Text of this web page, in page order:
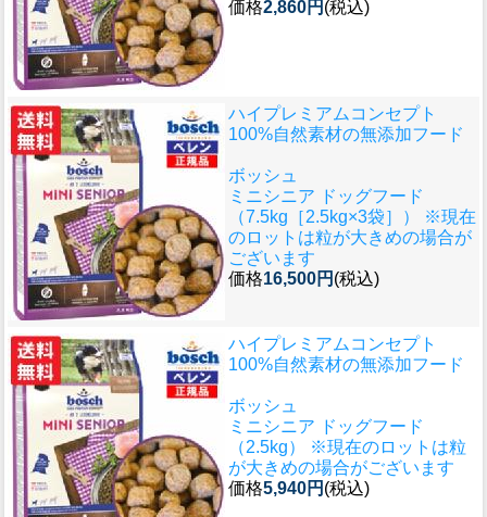
価格2,860円 (税込)
ハイプレミアムコンセプト
100%自然素材の無添加フード
ボッシュ
ミニシニア ドッグフード
（7.5kg［2.5kg×3袋］） ※現在
のロットは粒が大きめの場合が
ございます
価格16,500円 (税込)
ハイプレミアムコンセプト
100%自然素材の無添加フード
ボッシュ
ミニシニア ドッグフード
（2.5kg） ※現在のロットは粒
が大きめの場合がございます
価格5,940円 (税込)